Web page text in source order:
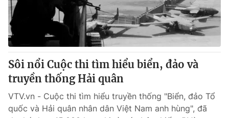
Sôi nổi Cuộc thi tìm hiểu biển, đảo và
truyền thống Hải quân
VTV.vn - Cuộc thi tìm hiểu truyền thống "Biển, đảo Tổ
quốc và Hải quân nhân dân Việt Nam anh hùng", đã